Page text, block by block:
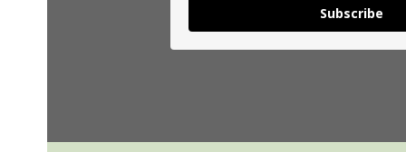
Subscribe